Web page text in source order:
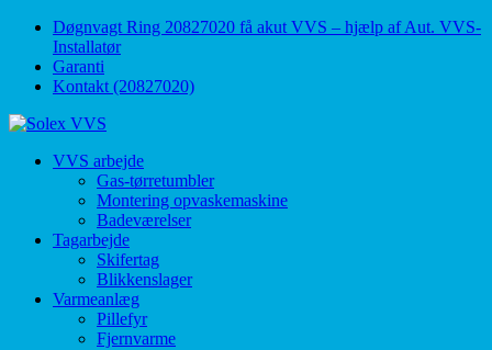
Main
Døgnvagt Ring 20827020 få akut VVS – hjælp af Aut. VVS-
Installatør
Garanti
Kontakt (20827020)
VVS arbejde
Gas-tørretumbler
Montering opvaskemaskine
Badeværelser
Tagarbejde
Skifertag
Blikkenslager
Varmeanlæg
Pillefyr
Fjernvarme